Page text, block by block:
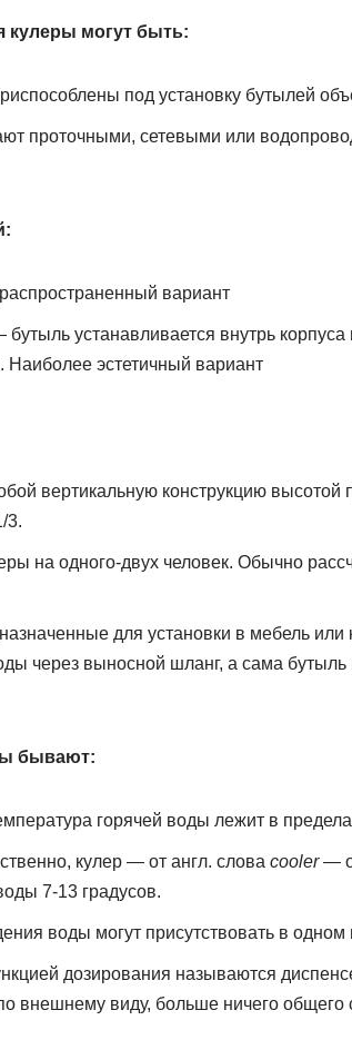
кулеры могут быть:
под установку бутылей
проточными, сетевыми или
вариант
устанавливается внутрь корпуса
эстетичный вариант
вертикальную конструкцию высотой
3.
на одного-двух человек. Обычно
для установки в мебель или
через выносной шланг, а сама бутыль
бывают:
горячей воды лежит в
кулер — от англ. слова cooler—
7-13 градусов.
воды могут присутствовать в одном
дозирования называются
внешнему виду, больше ничего общего